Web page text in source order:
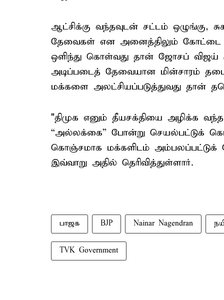
ஆட்சிக்கு வந்தவுடன் சட்டம் ஒழுங்கு,
தேவைகள் என அனைத்திலும் கோட்டை
ஒளிந்து கொள்வது தான் ஜோசப் விஜய்
அடிப்படைத் தேவையான மின்சாரம்
மக்களை அலட்சியப்படுத்துவது தான்
"திமுக எனும் தீயசக்தியை அழிக்க
“அல்லக்கை” போன்று செயல்பட்டுக்
கொஞ்சமாக மக்களிடம் அம்பலப்பட்டுக்
இவ்வாறு அதில் தெரிவித்துள்ளார்.
பாஜக BJP Nainar Nagendran
TVK Government